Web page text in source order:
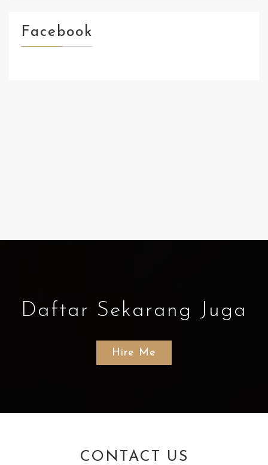
Facebook
Daftar Sekarang Juga
Hire Me
CONTACT US